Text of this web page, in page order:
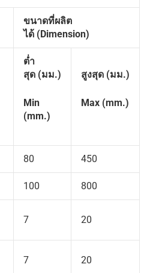
ขนาดที่ผลิต
ได้ (Dimension)
ต่ำ
สุด (มม.)
Min
(mm.)
สูงสุด (มม.)
Max (mm.)
80 450
100 800
7 20
7 20